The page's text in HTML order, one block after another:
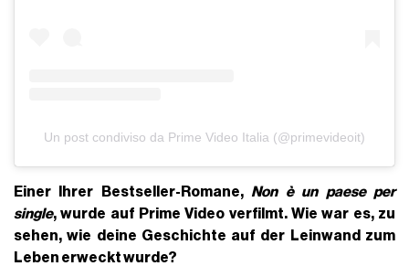
Un post condiviso da Prime Video Italia (@primevideoit)
Einer Ihrer Bestseller-Romane, Non è un paese per
single, wurde auf Prime Video verfilmt. Wie war es, zu
sehen, wie deine Geschichte auf der Leinwand zum
Leben erweckt wurde?